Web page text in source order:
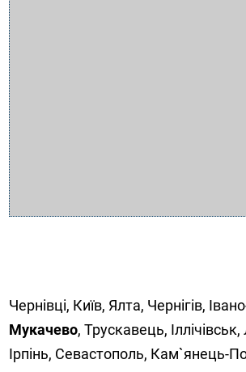
Чернівці, Київ, Ялта, Чернігів,
Мукачево, Трускавець,
Ірпінь, Севастополь, Кам`янець-